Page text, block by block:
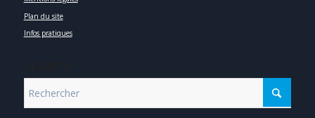
Plan du site
Infos pratiques